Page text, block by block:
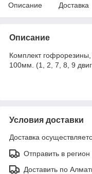
Описание Доставка
Описание
Комплект
100мм. (1, 2, 7, 8, 9
Условия доставки
Доставка
Отправить в
Доставить по